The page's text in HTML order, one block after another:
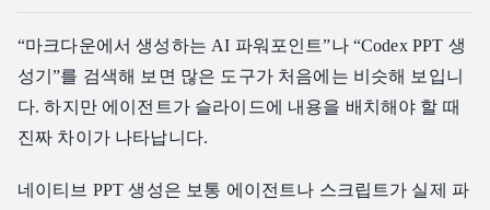
“마크다운에서 생성하는 AI 파워포인트”나 “Codex PPT 생
성기”를 검색해 보면 많은 도구가 처음에는 비슷해 보입니
다. 하지만 에이전트가 슬라이드에 내용을 배치해야 할 때
진짜 차이가 나타납니다.
네이티브 PPT 생성은 보통 에이전트나 스크립트가 실제 파